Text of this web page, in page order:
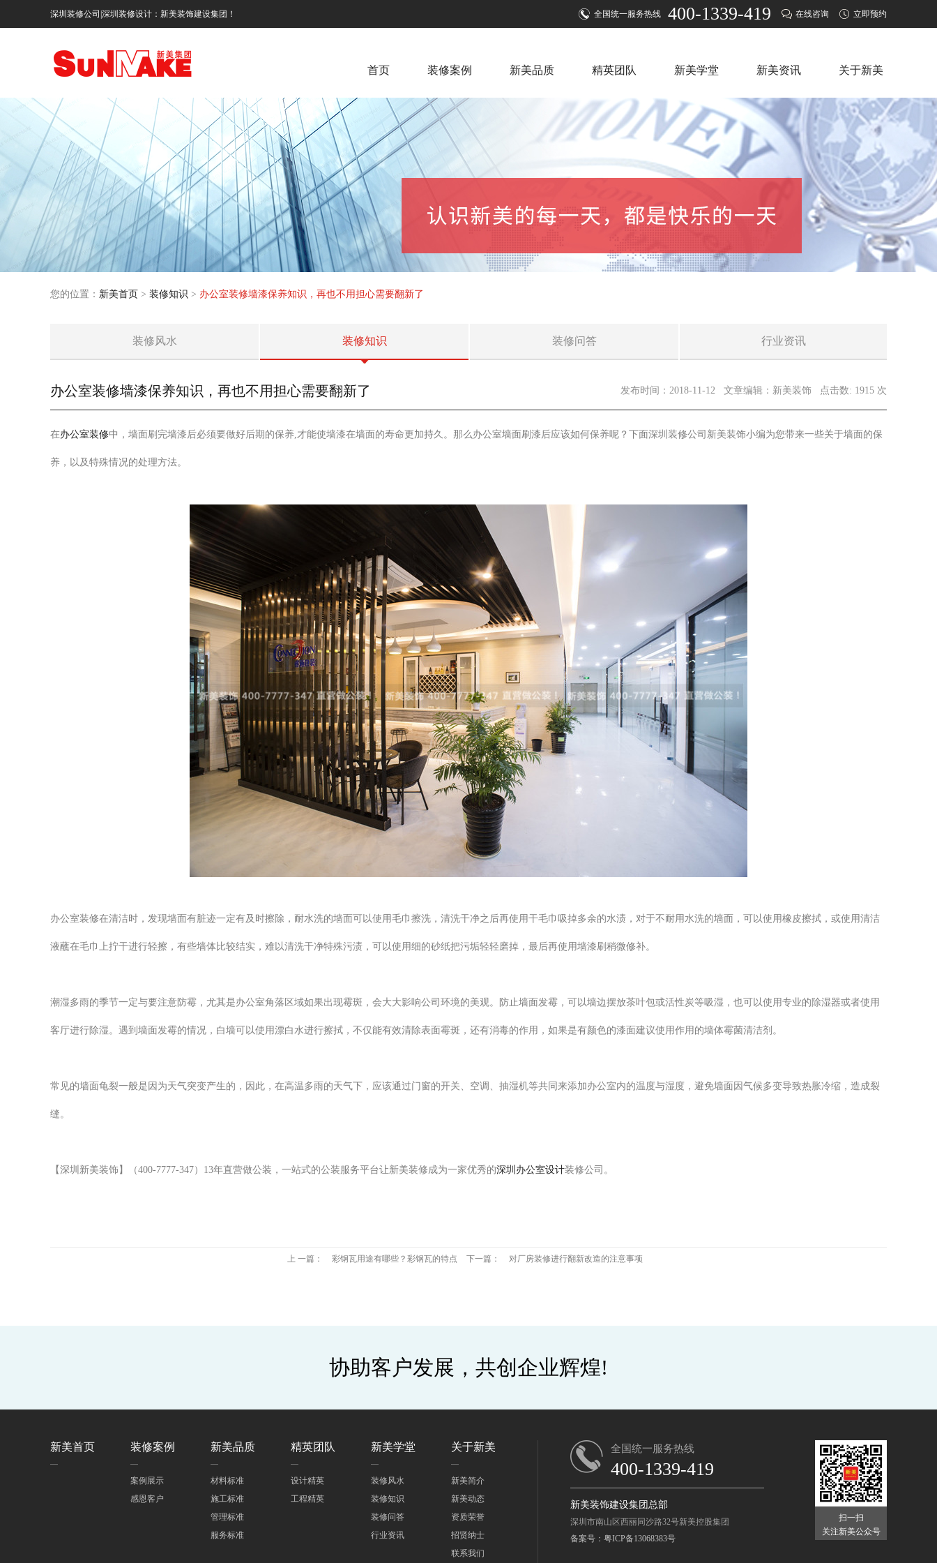
400-1339-419
全国统一服务热线 在线咨询 立即预约
深圳装修公司|深圳装修设计：新美装饰建设集团！
首页 装修案例 新美品质 精英团队 新美学堂 新美资讯 关于新美
您的位置： 新美首页 > 装修知识 > 办公室装修墙漆保养知识，再也不用担心需要翻新了
装修风水 装修知识 装修问答 行业资讯
发布时间：2018-11-12 文章编辑：新美装饰 点击数: 1915 次
办公室装修墙漆保养知识，再也不用担心需要翻新了
在办公室装修中，墙面刷完墙漆后必须要做好后期的保养,才能使墙漆在墙面的寿命更加持久。那么办公室墙面刷漆后应该如何保养呢？下面深圳装修公司新美装饰小编为您带来一些关于墙面的保
养，以及特殊情况的处理方法。
办公室装修在清洁时，发现墙面有脏迹一定有及时擦除，耐水洗的墙面可以使用毛巾擦洗，清洗干净之后再使用干毛巾吸掉多余的水渍，对于不耐用水洗的墙面，可以使用橡皮擦拭，或使用清洁
液蘸在毛巾上拧干进行轻擦，有些墙体比较结实，难以清洗干净特殊污渍，可以使用细的砂纸把污垢轻轻磨掉，最后再使用墙漆刷稍微修补。
潮湿多雨的季节一定与要注意防霉，尤其是办公室角落区域如果出现霉斑，会大大影响公司环境的美观。防止墙面发霉，可以墙边摆放茶叶包或活性炭等吸湿，也可以使用专业的除湿器或者使用
客厅进行除湿。遇到墙面发霉的情况，白墙可以使用漂白水进行擦拭，不仅能有效清除表面霉斑，还有消毒的作用，如果是有颜色的漆面建议使用作用的墙体霉菌清洁剂。
常见的墙面龟裂一般是因为天气突变产生的，因此，在高温多雨的天气下，应该通过门窗的开关、空调、抽湿机等共同来添加办公室内的温度与湿度，避免墙面因气候多变导致热胀冷缩，造成裂
缝。
【深圳新美装饰】（400-7777-347） 13年直营做公装，一站式的公装服务平台让新美装修成为一家优秀的深圳办公室设计装修公司。
上 一篇： 彩钢瓦用途有哪些？彩钢瓦的特点 下一篇： 对厂房装修进行翻新改造的注意事项
协助客户发展，共创企业辉煌!
新美首页 装修案例
案例展示
感恩客户
新美品质
材料标准
施工标准
管理标准
服务标准
精英团队
设计精英
工程精英
新美学堂
装修风水
装修知识
装修问答
行业资讯
关于新美
新美简介
新美动态
资质荣誉
招贤纳士
联系我们
全国统一服务热线
400-1339-419
新美装饰建设集团总部
深圳市南山区西丽同沙路32号新美控股集团
备案号：粤ICP备13068383号
扫一扫
关注新美公众号